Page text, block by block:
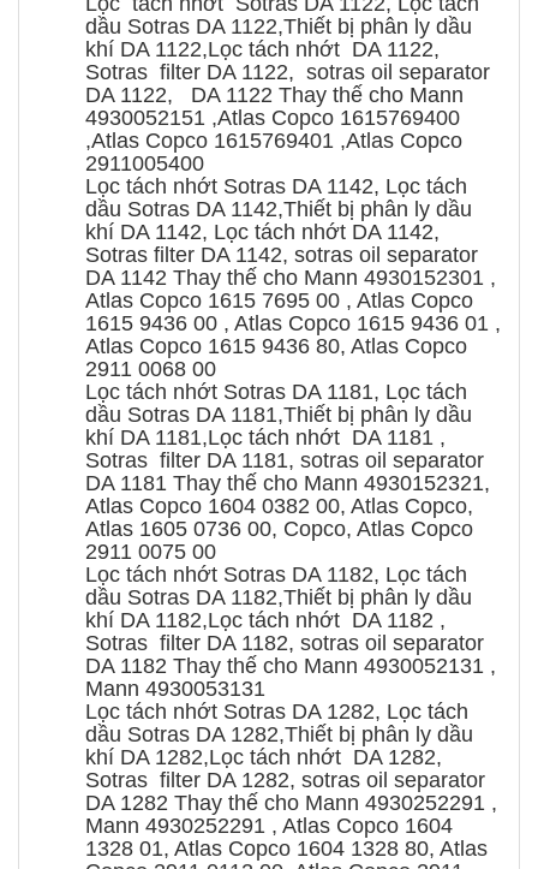
dầu Sotras DA 1122,Thiết bị phân ly dầu
khí DA 1122,Lọc tách nhớt DA 1122,
Sotras filter DA 1122, sotras oil separator
DA 1122, DA 1122 Thay thế cho Mann
4930052151 ,Atlas Copco 1615769400
,Atlas Copco 1615769401 ,Atlas Copco
2911005400
Lọc tách nhớt Sotras DA 1142, Lọc tách
dầu Sotras DA 1142,Thiết bị phân ly dầu
khí DA 1142, Lọc tách nhớt DA 1142,
Sotras filter DA 1142, sotras oil separator
DA 1142 Thay thế cho Mann 4930152301 ,
Atlas Copco 1615 7695 00 , Atlas Copco
1615 9436 00 , Atlas Copco 1615 9436 01 ,
Atlas Copco 1615 9436 80, Atlas Copco
2911 0068 00
Lọc tách nhớt Sotras DA 1181, Lọc tách
dầu Sotras DA 1181,Thiết bị phân ly dầu
khí DA 1181,Lọc tách nhớt DA 1181 ,
Sotras filter DA 1181, sotras oil separator
DA 1181 Thay thế cho Mann 4930152321,
Atlas Copco 1604 0382 00, Atlas Copco,
Atlas 1605 0736 00, Copco, Atlas Copco
2911 0075 00
Lọc tách nhớt Sotras DA 1182, Lọc tách
dầu Sotras DA 1182,Thiết bị phân ly dầu
khí DA 1182,Lọc tách nhớt DA 1182 ,
Sotras filter DA 1182, sotras oil separator
DA 1182 Thay thế cho Mann 4930052131 ,
Mann 4930053131
Lọc tách nhớt Sotras DA 1282, Lọc tách
dầu Sotras DA 1282,Thiết bị phân ly dầu
khí DA 1282,Lọc tách nhớt DA 1282,
Sotras filter DA 1282, sotras oil separator
DA 1282 Thay thế cho Mann 4930252291 ,
Mann 4930252291 , Atlas Copco 1604
1328 01, Atlas Copco 1604 1328 80, Atlas